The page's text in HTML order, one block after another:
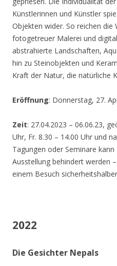
Künstlerinnen und Künstler
Objekten wider. So reichen die
fotogetreuer Malerei und
abstrahierte Landschaften,
hin zu Steinobjekten und
Kraft der Natur, die natürliche
Eröffnung: Donnerstag, 27.
Zeit: 27.04.2023 – 06.06.23,
Uhr, Fr. 8.30 – 14.00 Uhr und
Tagungen oder Seminare
Ausstellung behindert werden
einem Besuch
2022
Die Gesichter Nepals